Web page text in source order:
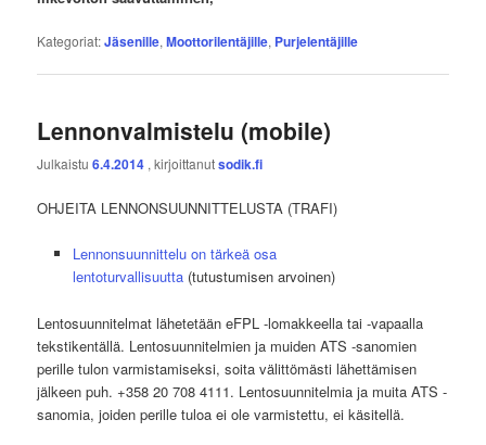
Kategoriat:Jäsenille,Moottorilentäjille, Purjelentäjille
Lennonvalmistelu (mobile)
Julkaistu6.4.2014 , kirjoittanutsodik.fi
OHJEITA LENNONSUUNNITTELUSTA (TRAFI)
Lennonsuunnittelu on tärkeä osa
lentoturvallisuutta(tutustumisen arvoinen)
Lentosuunnitelmat lähetetään eFPL -lomakkeella tai -vapaalla
tekstikentällä. Lentosuunnitelmien ja muiden ATS -sanomien
perille tulon varmistamiseksi, soita välittömästi lähettämisen
jälkeen puh. +358 20 708 4111. Lentosuunnitelmia ja muita ATS -
sanomia, joiden perille tuloa ei ole varmistettu, ei käsitellä.